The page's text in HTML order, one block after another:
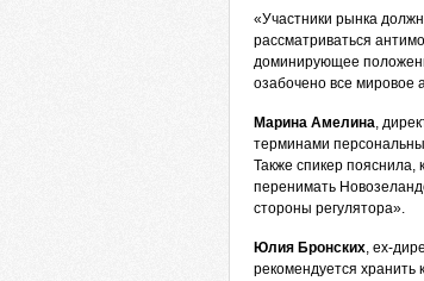
«Участники рынка
рассматриваться
доминирующее
озабочено все мировое
Марина Амелина,
терминами
Также спикер пояснила,
перенимать
стороны регулятора».
Юлия Бронских, ex-
рекомендуется хранить